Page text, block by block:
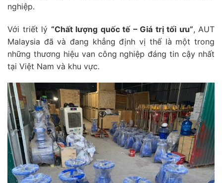
nghiệp.
Với triết lý “Chất lượng quốc tế – Giá trị tối ưu”, AUT
Malaysia đã và đang khẳng định vị thế là một trong
những thương hiệu van công nghiệp đáng tin cậy nhất
tại Việt Nam và khu vực.